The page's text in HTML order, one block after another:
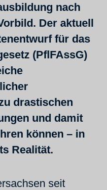
nach
Der aktuell
für das
(PflFAssG)
drastischen
und damit
können – in
Realität.
seit